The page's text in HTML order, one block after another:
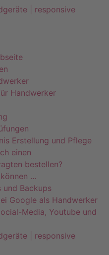
| responsive
Handwerker
Erstellung und Pflege
einen
bestellen?
…
und Backups
Google als Handwerker
Media, Youtube und
| responsive